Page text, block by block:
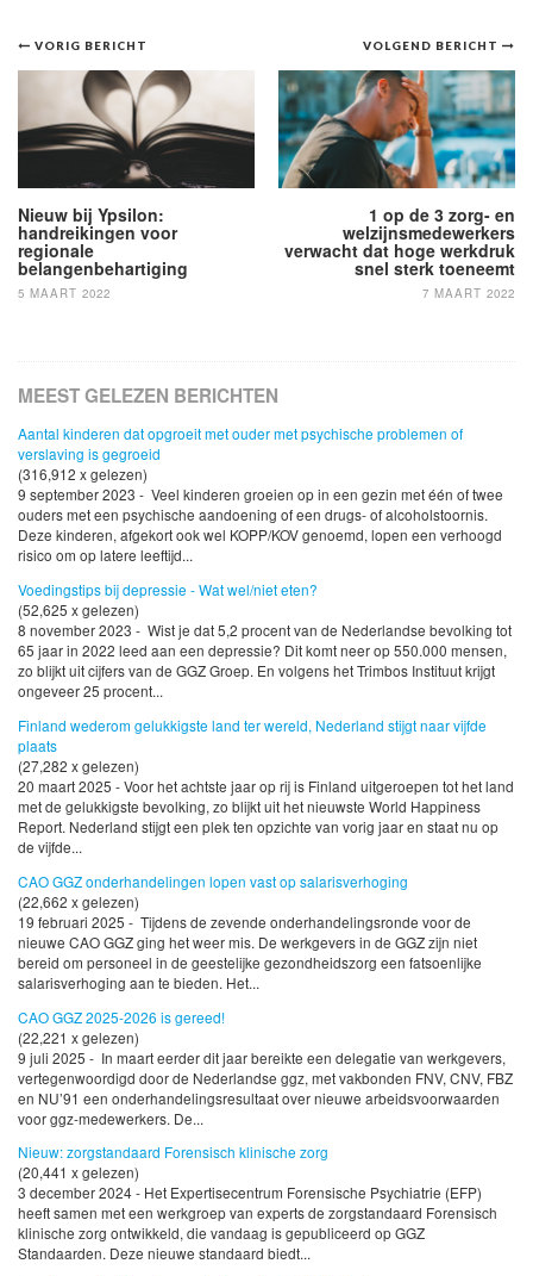
Bericht
navigatie
VOLGEND BERICHT
1 op de 3 zorg- en
welzijnsmedewerkers
verwacht dat hoge werkdruk
snel sterk toeneemt
7 MAART 2022
VORIG BERICHT
Nieuw bij Ypsilon:
handreikingen voor
regionale
belangenbehartiging
5 MAART 2022
MEEST GELEZEN BERICHTEN
Aantal kinderen dat opgroeit met ouder met psychische problemen of
verslaving is gegroeid
(316,912 x gelezen)
9 september 2023 - Veel kinderen groeien op in een gezin met één of twee
ouders met een psychische aandoening of een drugs- of alcoholstoornis.
Deze kinderen, afgekort ook wel KOPP/KOV genoemd, lopen een verhoogd
risico om op latere leeftijd...
Voedingstips bij depressie - Wat wel/niet eten?
(52,625 x gelezen)
8 november 2023 - Wist je dat 5,2 procent van de Nederlandse bevolking tot
65 jaar in 2022 leed aan een depressie? Dit komt neer op 550.000 mensen,
zo blijkt uit cijfers van de GGZ Groep. En volgens het Trimbos Instituut krijgt
ongeveer 25 procent...
Finland wederom gelukkigste land ter wereld, Nederland stijgt naar vijfde
plaats
(27,282 x gelezen)
20 maart 2025 - Voor het achtste jaar op rij is Finland uitgeroepen tot het land
met de gelukkigste bevolking, zo blijkt uit het nieuwste World Happiness
Report. Nederland stijgt een plek ten opzichte van vorig jaar en staat nu op
de vijfde...
CAO GGZ onderhandelingen lopen vast op salarisverhoging
(22,662 x gelezen)
19 februari 2025 - Tijdens de zevende onderhandelingsronde voor de
nieuwe CAO GGZ ging het weer mis. De werkgevers in de GGZ zijn niet
bereid om personeel in de geestelijke gezondheidszorg een fatsoenlijke
salarisverhoging aan te bieden. Het...
CAO GGZ 2025-2026 is gereed!
(22,221 x gelezen)
9 juli 2025 - In maart eerder dit jaar bereikte een delegatie van werkgevers,
vertegenwoordigd door de Nederlandse ggz, met vakbonden FNV, CNV, FBZ
en NU’91 een onderhandelingsresultaat over nieuwe arbeidsvoorwaarden
voor ggz-medewerkers. De...
Nieuw: zorgstandaard Forensisch klinische zorg
(20,441 x gelezen)
3 december 2024 - Het Expertisecentrum Forensische Psychiatrie (EFP)
heeft samen met een werkgroep van experts de zorgstandaard Forensisch
klinische zorg ontwikkeld, die vandaag is gepubliceerd op GGZ
Standaarden. Deze nieuwe standaard biedt...